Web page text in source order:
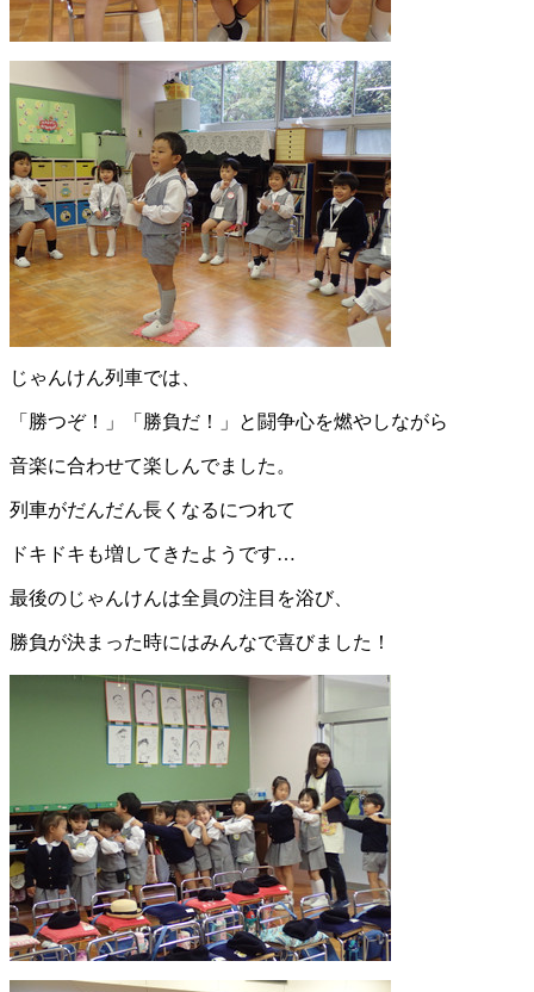
じゃんけん列車では、
「勝つぞ！」「勝負だ！」と闘争心を燃やしながら
音楽に合わせて楽しんでました。
列車がだんだん長くなるにつれて
ドキドキも増してきたようです…
最後のじゃんけんは全員の注目を浴び、
勝負が決まった時にはみんなで喜びました！